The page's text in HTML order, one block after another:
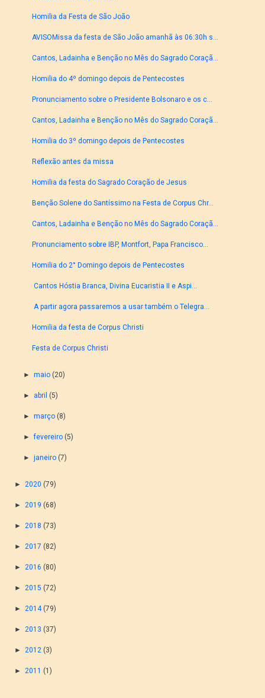
Homilia da Festa de São João
AVISOMissa da festa de São João amanhã às 06:30h s...
Cantos, Ladainha e Benção no Mês do Sagrado Coraçã...
Homilia do 4º domingo depois de Pentecostes
Pronunciamento sobre o Presidente Bolsonaro e os c...
Cantos, Ladainha e Benção no Mês do Sagrado Coraçã...
Homilia do 3º domingo depois de Pentecostes
Reflexão antes da missa
Homilia da festa do Sagrado Coração de Jesus
Benção Solene do Santíssimo na Festa de Corpus Chr...
Cantos, Ladainha e Benção no Mês do Sagrado Coraçã...
Pronunciamento sobre IBP, Montfort, Papa Francisco...
Homilia do 2° Domingo depois de Pentecostes
Cantos Hóstia Branca, Divina Eucaristia II e Aspi...
A partir agora passaremos a usar também o Telegra...
Homilia da festa de Corpus Christi
Festa de Corpus Christi
► maio (20)
► abril (5)
► março (8)
►fevereiro (5)
► janeiro (7)
► 2020 (79)
► 2019 (68)
► 2018 (73)
► 2017 (82)
► 2016 (80)
► 2015 (72)
► 2014 (79)
► 2013 (37)
► 2012 (3)
► 2011 (1)